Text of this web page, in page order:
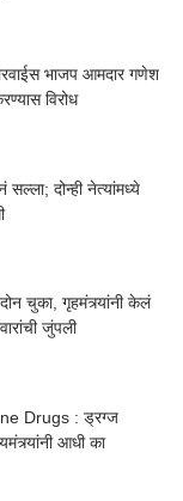
भाजप आमदार गणेश
विरोध
सल्ला; दोन्ही नेत्यांमध्ये
चुका, गृहमंत्र्यांनी केलं
जुंपली
Drugs : ड्रग्ज
आधी का